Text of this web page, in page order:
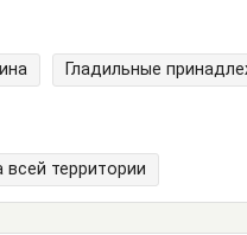
Гладильные
всей территории